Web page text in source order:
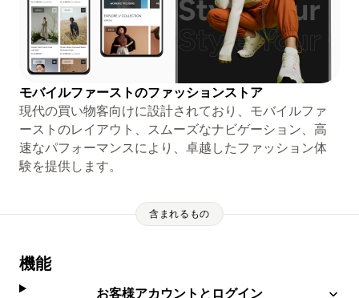
モバイルファーストのファッションストア
現代の買い物客向けに設計されており、モバイルファ
ーストのレイアウト、スムーズなナビゲーション、高
速なパフォーマンスにより、卓越したファッション体
験を提供します。
含まれるもの
機能
お客様アカウントとログイン